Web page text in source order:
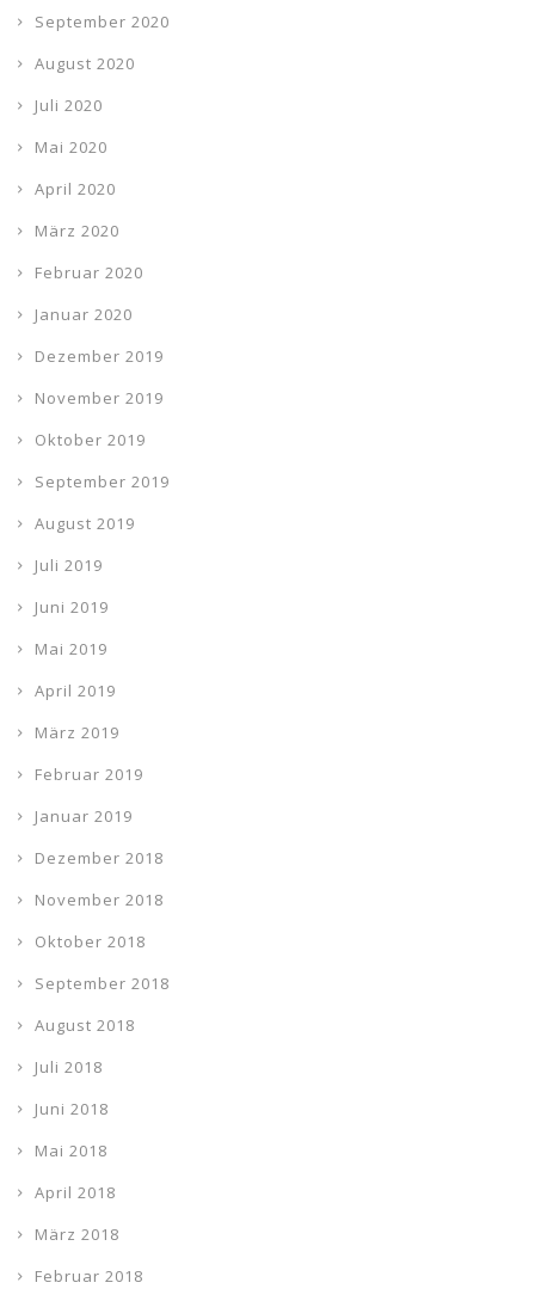
September 2020
August 2020
Juli 2020
Mai 2020
April 2020
März 2020
Februar 2020
Januar 2020
Dezember 2019
November 2019
Oktober 2019
September 2019
August 2019
Juli 2019
Juni 2019
Mai 2019
April 2019
März 2019
Februar 2019
Januar 2019
Dezember 2018
November 2018
Oktober 2018
September 2018
August 2018
Juli 2018
Juni 2018
Mai 2018
April 2018
März 2018
Februar 2018